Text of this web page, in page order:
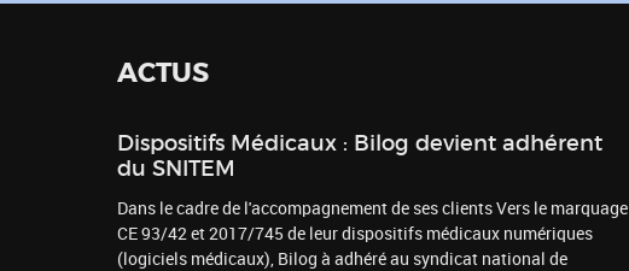
ACTUS
Dispositifs Médicaux : Bilog devient adhérent
du SNITEM
Dans le cadre de l'accompagnement de ses clients Vers le marquage
CE 93/42 et 2017/745 de leur dispositifs médicaux numériques
(logiciels médicaux), Bilog à adhéré au syndicat national de